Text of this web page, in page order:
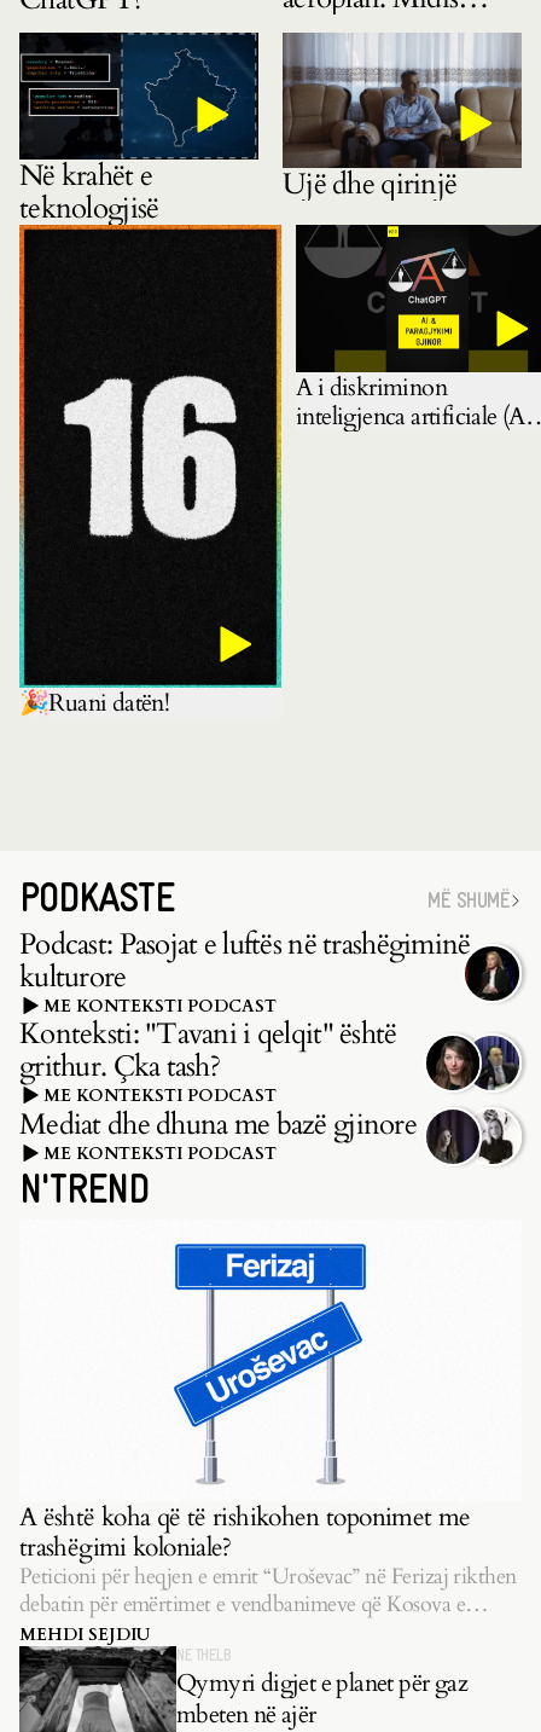
gëzimit dhe
pasigurisë
Në krahët e
teknologjisë
Ujë dhe qirinjë
🎉Ruani datën!
A i diskriminon
inteligjenca artificiale (AI)
PODKASTE MË SHUMË
Podcast: Pasojat e luftës në trashëgiminë
kulturore
ME KONTEKSTI PODCAST
Konteksti: "Tavani i qelqit" është
grithur. Çka tash?
ME KONTEKSTI PODCAST
Mediat dhe dhuna me bazë gjinore
ME KONTEKSTI PODCAST
N'TREND
A është koha që të rishikohen toponimet me
trashëgimi koloniale?
Peticioni për heqjen e emrit “Uroševac” në Ferizaj rikthen
debatin për emërtimet e vendbanimeve që Kosova e
pasluftës i la të pazgjidhura.
MEHDI SEJDIU
NË THELB
Qymyri digjet e planet për gaz
mbeten në ajër